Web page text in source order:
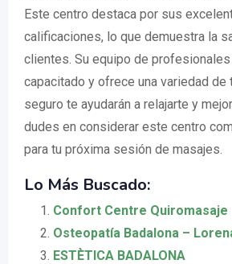
Este centro destaca por sus
calificaciones, lo que demuestra la
clientes. Su equipo de
capacitado y ofrece una variedad de
seguro te ayudarán a relajarte y
dudes en considerar este centro
para tu próxima sesión de masajes.
Lo Más Buscado:
Confort Centre Quiromasaje
Osteopatía Badalona –
ESTÈTICA BADALONA